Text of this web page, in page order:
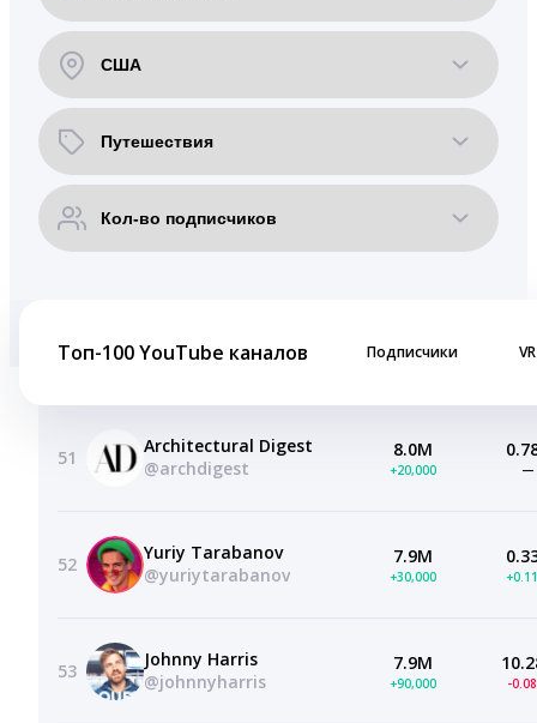
Топ-100 YouTube каналов Подписчики VR
51
Architectural Digest
@archdigest
8.0M
+20,000 —
52
Yuriy Tarabanov
@yuriytarabanov
7.9M
+30,000
53
Johnny Harris
@johnnyharris
7.9M
+90,000 -